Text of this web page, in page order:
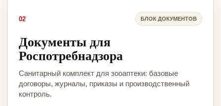
02 БЛОК ДОКУМЕНТОВ
Документы для
Роспотребнадзора
Санитарный комплект для зооаптеки: базовые
договоры, журналы, приказы и производственный
контроль.